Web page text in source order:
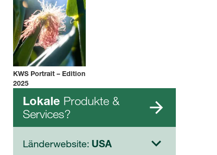
KWS Portrait – Edition
2025
Lokale Produkte &
Services?
Länderwebsite: USA